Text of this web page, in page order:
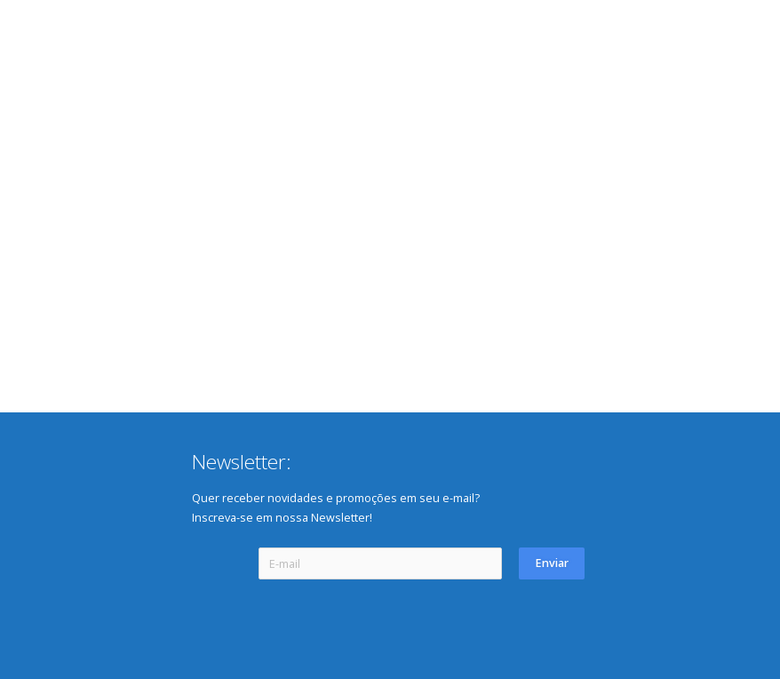
Newsletter:
Quer receber novidades e promoções em seu e-mail?
Inscreva-se em nossa Newsletter!
Enviar